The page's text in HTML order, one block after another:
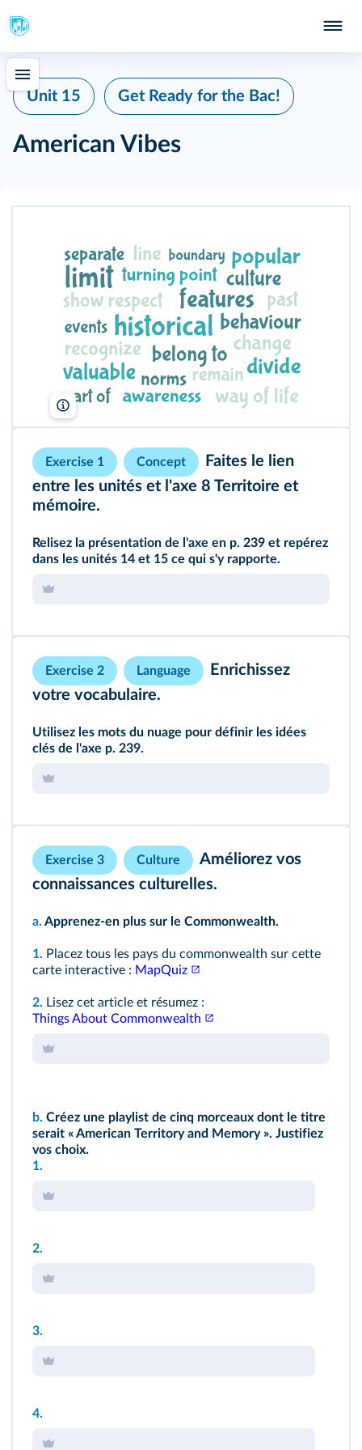
Unit 15 Get Ready for the Bac!
American Vibes
Lelivrescolaire.fr
Exercise 1 Concept
Faites le lien
entre les unités et l'axe 8 Territoire et
mémoire.
Relisez la présentation de l'axe en p. 239 et repérez
dans les unités 14 et 15 ce qui s'y rapporte.
Exercise 2 Language
Enrichissez
votre vocabulaire.
Utilisez les mots du nuage pour définir les idées
clés de l'axe p. 239.
Exercise 3 Culture
Améliorez vos
connaissances culturelles.
a. Apprenez‑en plus sur le Commonwealth.
1. Placez tous les pays du commonwealth sur cette
carte interactive : MapQuiz
2. Lisez cet article et résumez :
Things About Commonwealth
b. Créez une playlist de cinq morceaux dont le titre
serait « American Territory and Memory ». Justifiez
vos choix.
1.
2.
3.
4.